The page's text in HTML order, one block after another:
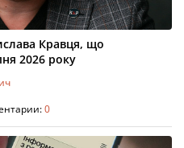
Кравця, що
2026 року
0